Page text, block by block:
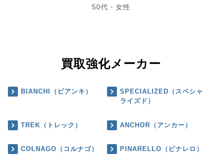
50代・女性
買取強化メーカー
BIANCHI（ビアンキ）
SPECIALIZED（スペシャ
ライズド）
TREK（トレック） ANCHOR（アンカー）
COLNAGO（コルナゴ） PINARELLO（ピナレロ）